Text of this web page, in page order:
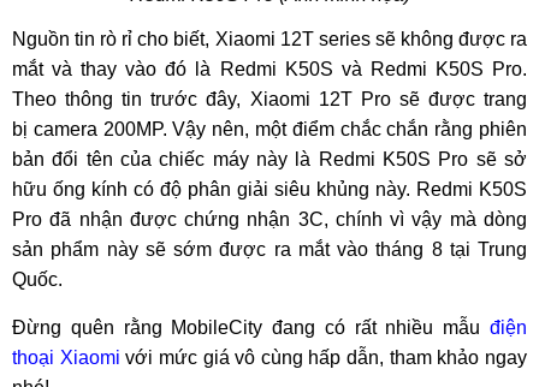
Nguồn tin rò rỉ cho biết, Xiaomi 12T series sẽ không được ra
mắt và thay vào đó là Redmi K50S và Redmi K50S Pro.
Theo thông tin trước đây, Xiaomi 12T Pro sẽ được trang
bị camera 200MP. Vậy nên, một điểm chắc chắn rằng phiên
bản đổi tên của chiếc máy này là Redmi K50S Pro sẽ sở
hữu ống kính có độ phân giải siêu khủng này. Redmi K50S
Pro đã nhận được chứng nhận 3C, chính vì vậy mà dòng
sản phẩm này sẽ sớm được ra mắt vào tháng 8 tại Trung
Quốc.
Đừng quên rằng MobileCity đang có rất nhiều mẫu điện
thoại Xiaomi với mức giá vô cùng hấp dẫn, tham khảo ngay